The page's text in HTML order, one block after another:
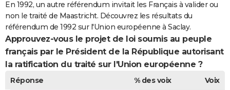
En 1992, un autre référendum invitait les Français à valider ou
non le traité de Maastricht. Découvrez les résultats du
référendum de 1992 sur l'Union européenne à Saclay.
Approuvez-vous le projet de loi soumis au peuple
français par le Président de la République autorisant
la ratification du traité sur l'Union européenne ?
Réponse % des voix
Voix